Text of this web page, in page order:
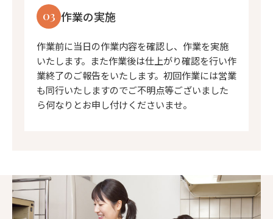
03 作業の実施
作業前に当日の作業内容を確認し、作業を実施
いたします。また作業後は仕上がり確認を行い作
業終了のご報告をいたします。初回作業には営業
も同行いたしますのでご不明点等ございました
ら何なりとお申し付けくださいませ。